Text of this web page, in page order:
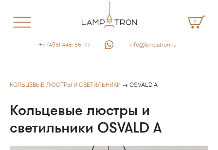
0
+7 (495) 445-55-77 info@lampatron.ru
КОЛЬЦЕВЫЕ ЛЮСТРЫ И СВЕТИЛЬНИКИ → OSVALD A
Кольцевые люстры и
светильники OSVALD A